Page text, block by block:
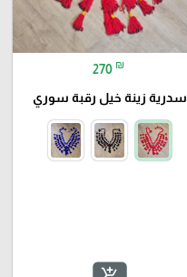
270 ₪
سدرية زينة خيل رقبة سوري